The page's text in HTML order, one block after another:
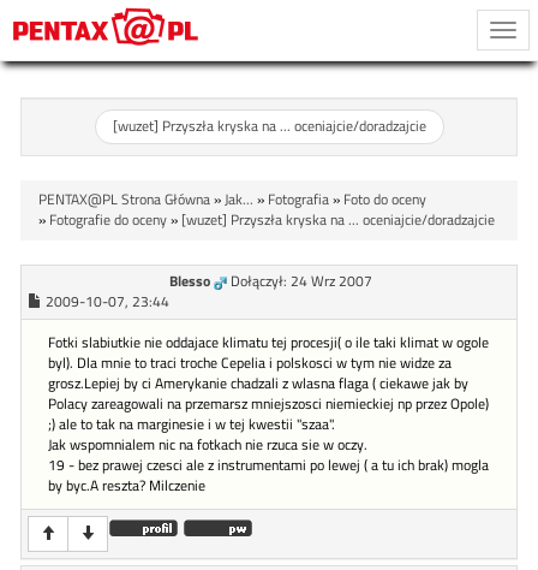
[wuzet] Przyszła kryska na ... oceniajcie/doradzajcie
PENTAX@PL Strona Główna»Jak... » Fotografia» Foto do oceny
» Fotografie do oceny» [wuzet] Przyszła kryska na ... oceniajcie/doradzajcie
Blesso
Dołączył: 24 Wrz 2007
2009-10-07, 23:44
Fotki slabiutkie nie oddajace klimatu tej procesji( o ile taki klimat w ogole
byl). Dla mnie to traci troche Cepelia i polskosci w tym nie widze za
grosz.Lepiej by ci Amerykanie chadzali z wlasna flaga ( ciekawe jak by
Polacy zareagowali na przemarsz mniejszosci niemieckiej np przez Opole)
;) ale to tak na marginesie i w tej kwestii "szaa".
Jak wspomnialem nic na fotkach nie rzuca sie w oczy.
19 - bez prawej czesci ale z instrumentami po lewej ( a tu ich brak) mogla
by byc.A reszta? Milczenie